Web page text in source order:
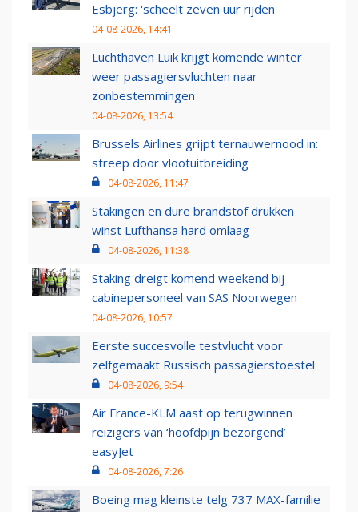
Esbjerg: 'scheelt zeven uur rijden'
04-08-2026, 14:41
Luchthaven Luik krijgt komende winter
weer passagiersvluchten naar
zonbestemmingen
04-08-2026, 13:54
Brussels Airlines grijpt ternauwernood in:
streep door vlootuitbreiding
04-08-2026, 11:47
Stakingen en dure brandstof drukken
winst Lufthansa hard omlaag
04-08-2026, 11:38
Staking dreigt komend weekend bij
cabinepersoneel van SAS Noorwegen
04-08-2026, 10:57
Eerste succesvolle testvlucht voor
zelfgemaakt Russisch passagierstoestel
04-08-2026, 9:54
Air France-KLM aast op terugwinnen
reizigers van ‘hoofdpijn bezorgend’
easyJet
04-08-2026, 7:26
Boeing mag kleinste telg 737 MAX-familie